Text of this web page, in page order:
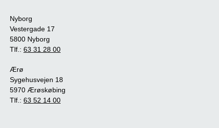
Nyborg
Vestergade 17
5800 Nyborg
Tlf.: 63 31 28 00
Ærø
Sygehusvejen 18
5970 Ærøskøbing
Tlf.: 63 52 14 00